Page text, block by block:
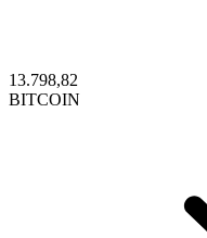
13.798,82
BITCOIN